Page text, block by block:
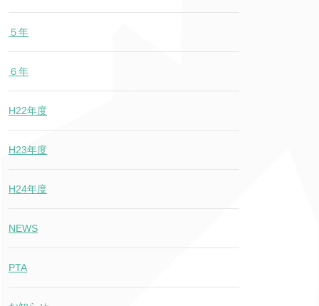
５年
６年
H22年度
H23年度
H24年度
NEWS
PTA